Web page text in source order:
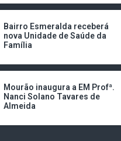
Bairro Esmeralda receberá
nova Unidade de Saúde da
Família
Mourão inaugura a EM Profª.
Nanci Solano Tavares de
Almeida